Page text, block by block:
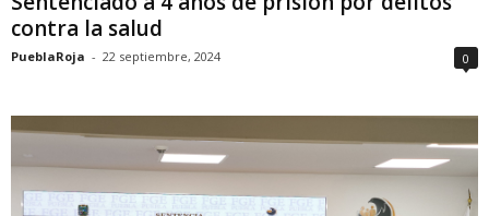
contra la salud
PueblaRoja - 22 septiembre, 2024 0